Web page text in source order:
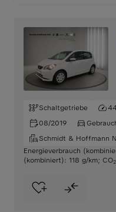
Schaltgetriebe
08/2019
Schmidt & Hoffmann
Energieverbrauch
(kombiniert): 118 g/km; CO2